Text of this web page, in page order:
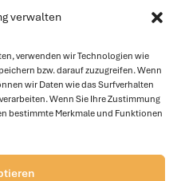
verwalten
verwenden wir Technologien wie
bzw. darauf zuzugreifen. Wenn
wir Daten wie das Surfverhalten
Wenn Sie Ihre Zustimmung
bestimmte Merkmale und Funktionen
finden wir auch!
Sie sich selbst von der